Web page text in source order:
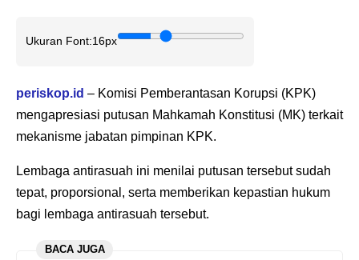
Ukuran Font:16px
periskop.id – Komisi Pemberantasan Korupsi (KPK)
mengapresiasi putusan Mahkamah Konstitusi (MK) terkait
mekanisme jabatan pimpinan KPK.
Lembaga antirasuah ini menilai putusan tersebut sudah
tepat, proporsional, serta memberikan kepastian hukum
bagi lembaga antirasuah tersebut.
BACA JUGA